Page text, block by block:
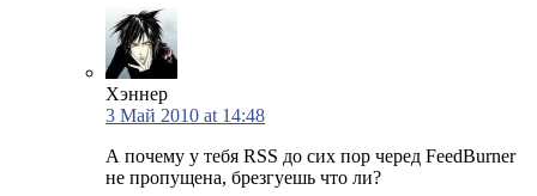
Хэннер
3 Май 2010 at 14:48
А почему у тебя RSS до сих пор черед FeedBurner
не пропущена, брезгуешь что ли?